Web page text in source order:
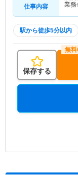
仕事内容
業務
駅から徒歩5分以内
保存する